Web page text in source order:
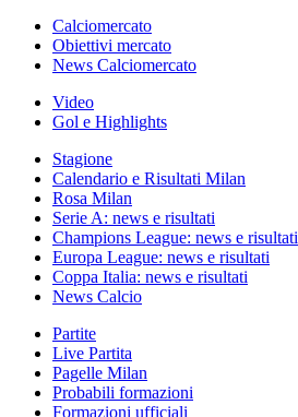
Calciomercato
Obiettivi mercato
News Calciomercato
Video
Gol e Highlights
Stagione
Calendario e Risultati Milan
Rosa Milan
Serie A: news e risultati
Champions League: news e risultati
Europa League: news e risultati
Coppa Italia: news e risultati
News Calcio
Partite
Live Partita
Pagelle Milan
Probabili formazioni
Formazioni ufficiali